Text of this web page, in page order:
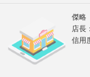
傑略
店長
信用